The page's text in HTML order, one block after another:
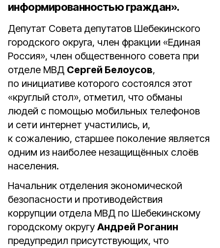
информированностью граждан».
Депутат Совета депутатов Шебекинского
городского округа, член фракции «Единая
Россия», член общественного совета при
отделе МВД Сергей Белоусов,
по инициативе которого состоялся этот
«круглый стол», отметил, что обманы
людей с помощью мобильных телефонов
и сети интернет участились, и,
к сожалению, старшее поколение является
одним из наиболее незащищённых слоёв
населения.
Начальник отделения экономической
безопасности и противодействия
коррупции отдела МВД по Шебекинскому
городскому округу Андрей Роганин
предупредил присутствующих, что